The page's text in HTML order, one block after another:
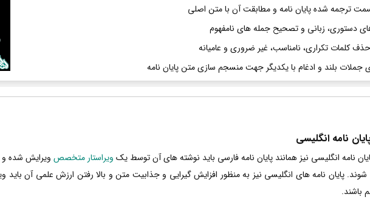
ترجمه شده پایان نامه و مطابقت آن با متن اصلی
دستوری، زبانی و تصحیح جمله های نامفهوم
کلمات تکراری، نامناسب، غیر ضروری و عامیانه
جملات بلند و ادغام با یکدیگر جهت منسجم سازی متن پایان نامه
نامه انگلیسی
نامه انگلیسی نیز همانند پایان نامه فارسی باید نوشته های آن توسط یک ویراستار متخصص ویرایش شده و
پایان نامه های انگلیسی نیز به منظور افزایش گیرایی و جذابیت متن و بالا رفتن ارزش علمی آن
باشند.